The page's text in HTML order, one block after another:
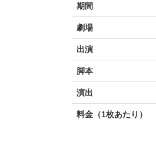
期間
劇場
出演
脚本
演出
料金（1枚あたり）